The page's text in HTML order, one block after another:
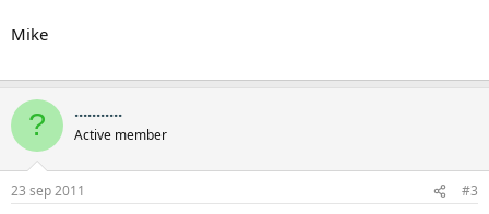
Mike
? ...........
Active member
23 sep 2011 #3